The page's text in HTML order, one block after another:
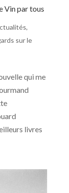
Vin par tous
,
sur le
qui me
livres